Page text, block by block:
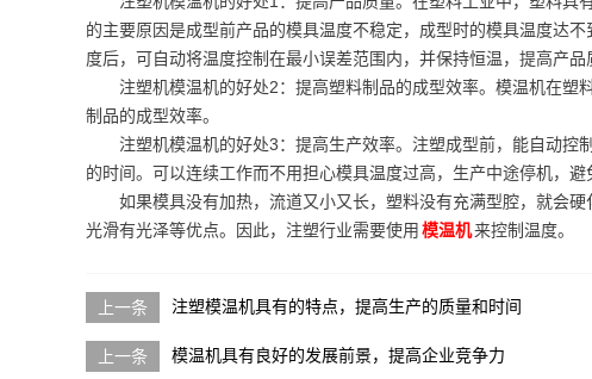
的主要原因是成型前产品的模具温度不稳定，成型时的模具温度达
度后，可自动将温度控制在最小误差范围内，并保持恒温，提高产品
注塑机模温机的好处2：提高塑料制品的成型效率。模温机在
制品的成型效率。
注塑机模温机的好处3：提高生产效率。注塑成型前，能自动
的时间。可以连续工作而不用担心模具温度过高，生产中途停机，
如果模具没有加热，流道又小又长，塑料没有充满型腔，就会
光滑有光泽等优点。因此，注塑行业需要使用 模温机来控制温度。
注塑模温机具有的特点，提高生产的质量和时间
模温机具有良好的发展前景，提高企业竞争力